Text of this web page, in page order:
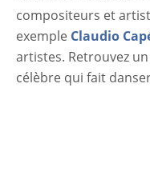
compositeurs et
exemple Claudio
artistes. Retrouvez
célèbre qui fait